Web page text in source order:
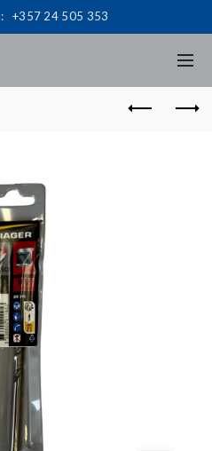
+357 24 505 353